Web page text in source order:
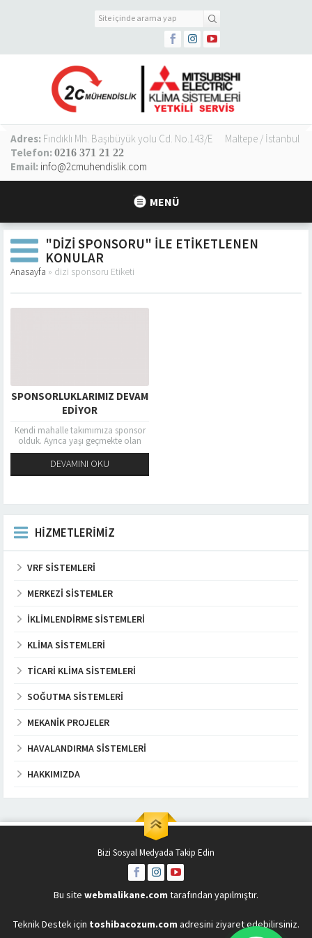
Adres: Fındıklı Mh. Başıbüyük yolu Cd. No.143/E
Maltepe / İstanbul
Telefon: 0216 371 21 22
Email: info@2cmuhendislik.com
MENÜ
"DIZI SPONSORU" ILE ETIKETLENEN
KONULAR
Anasayfa » dizi sponsoru Etiketi
SPONSORLUKLARIMIZ DEVAM
EDIYOR
Kendi mahalle takımımıza sponsor
olduk. Ayrıca yaşı geçmekte olan
antübe takımı kurarak gerekli forma
ve ihtiyaç konularında da sponsor
DEVAMINI OKU
HİZMETLERİMİZ
VRF SISTEMLERI
MERKEZI SISTEMLER
İKLIMLENDIRME SISTEMLERI
KLIMA SISTEMLERI
TICARI KLIMA SISTEMLERI
SOĞUTMA SISTEMLERI
MEKANIK PROJELER
HAVALANDIRMA SISTEMLERI
HAKKIMIZDA
Bizi Sosyal Medyada Takip Edin
Bu site webmalikane.com tarafından yapılmıştır.
Teknik Destek için toshibacozum.com adresini ziyaret edebilirsiniz.